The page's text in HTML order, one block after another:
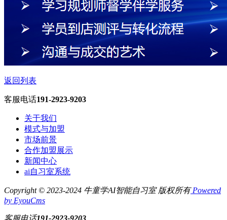
返回列表
客服电话191-2923-9203
关于我们
模式与加盟
市场前景
合作加盟展示
新闻中心
ai自习室系统
Copyright © 2023-2024 牛童学AI智能自习室 版权所有Powered
by EyouCms